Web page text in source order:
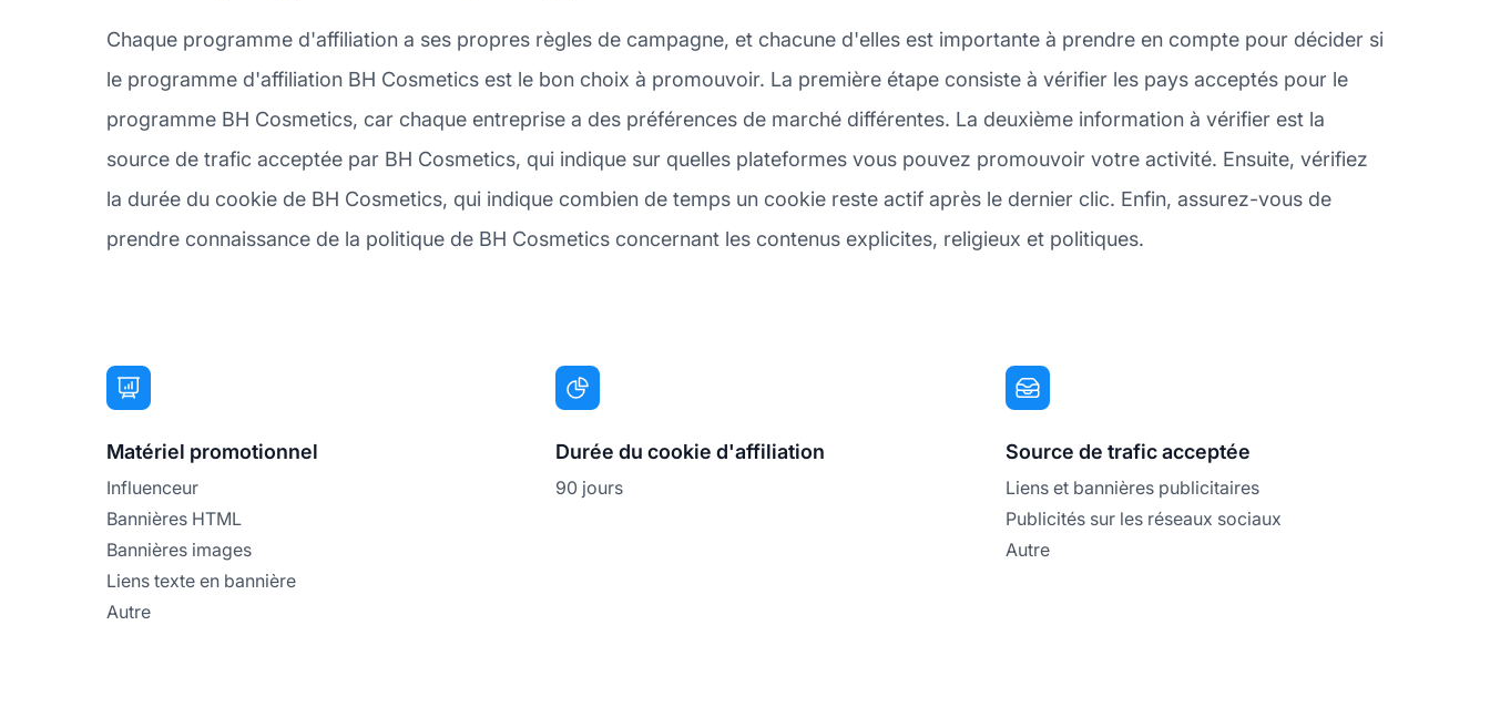
Chaque programme d'affiliation a ses propres règles de campagne, et chacune d'elles est importante à prendre en compte pour décider si
le programme d'affiliation BH Cosmetics est le bon choix à promouvoir. La première étape consiste à vérifier les pays acceptés pour le
programme BH Cosmetics, car chaque entreprise a des préférences de marché différentes. La deuxième information à vérifier est la
source de trafic acceptée par BH Cosmetics, qui indique sur quelles plateformes vous pouvez promouvoir votre activité. Ensuite, vérifiez
la durée du cookie de BH Cosmetics, qui indique combien de temps un cookie reste actif après le dernier clic. Enfin, assurez-vous de
prendre connaissance de la politique de BH Cosmetics concernant les contenus explicites, religieux et politiques.
Matériel promotionnel
Influenceur
Bannières HTML
Bannières images
Liens texte en bannière
Autre
Durée du cookie d'affiliation
90 jours
Source de trafic acceptée
Liens et bannières publicitaires
Publicités sur les réseaux sociaux
Autre